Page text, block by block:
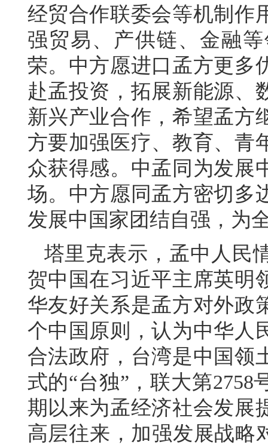
经贸合作联委会等机制作
强贸易、产供链、金融
荣。中方愿进口孟方更多
赴孟投资，拓展新能源、
新兴产业合作，希望孟方
方要加强医疗、教育、青
众获得感。中孟同为发展
场。中方愿同孟方密切多
发展中国家团结自强，为
塔里克表示，孟中人民
贺中国在习近平主席英明
华友好关系是孟方对外政
个中国原则，认为中华人
合法政府，台湾是中国领
式的“台独”，联大第
期以来为孟经济社会发展
高层往来，加强发展战略